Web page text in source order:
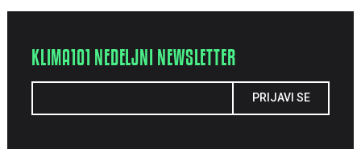
KLIMA101 NEDELJNI NEWSLETTER
PRIJAVI SE